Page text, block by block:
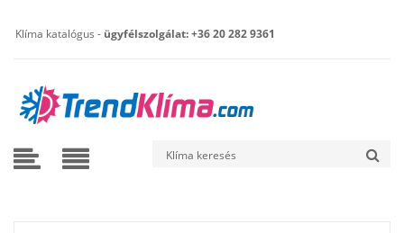
Klíma katalógus - ügyfélszolgálat: +36 20 282 9361